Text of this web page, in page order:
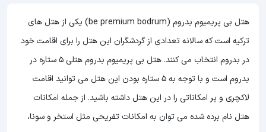
هتل بی پریمیوم بدروم (be premium bodrum) یکی از هتل های
ترکیه است که سالانه تعدادی از گردشگران این هتل را برای اقامت خود
در بدروم انتخاب می کنند. هتل بی پریمیوم بدروم هتلی 5 ستاره در
بدروم است و با توجه به 5 ستاره بودن این هتل
می توانید اقامت
لاکچری و پر امکاناتی را در این هتل داشته باشید. از جمله امکانات
هتل نام برده شده می توان به امکانات تفریحی مثل استخر و سونا،